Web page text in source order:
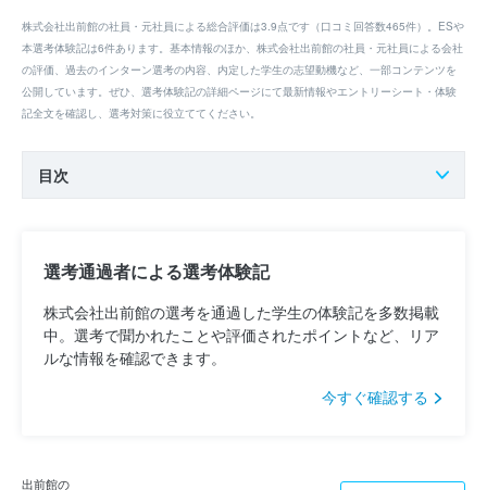
株式会社出前館の社員・元社員による総合評価は3.9点です（口コミ回答数465件）。ESや
本選考体験記は6件あります。基本情報のほか、株式会社出前館の社員・元社員による会社
の評価、過去のインターン選考の内容、内定した学生の志望動機など、一部コンテンツを
公開しています。ぜひ、選考体験記の詳細ページにて最新情報やエントリーシート・体験
記全文を確認し、選考対策に役立ててください。
目次
選考通過者による選考体験記
株式会社出前館の選考を通過した学生の体験記を多数掲載
中。選考で聞かれたことや評価されたポイントなど、リア
ルな情報を確認できます。
今すぐ確認する
出前館の